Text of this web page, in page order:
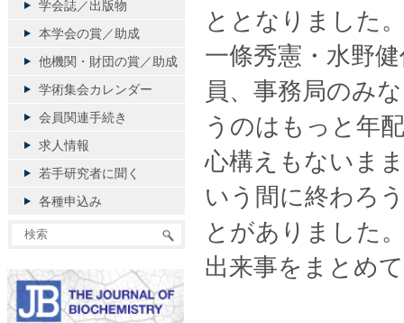
ととなりました
一條秀憲・水野
員、事務局のみ
うのはもっと年
心構えもないま
いう間に終わろ
とがありました
出来事をまとめ
学会誌／出版物
本学会の賞／助成
他機関・財団の賞／助成
学術集会カレンダー
会員関連手続き
求人情報
若手研究者に聞く
各種申込み